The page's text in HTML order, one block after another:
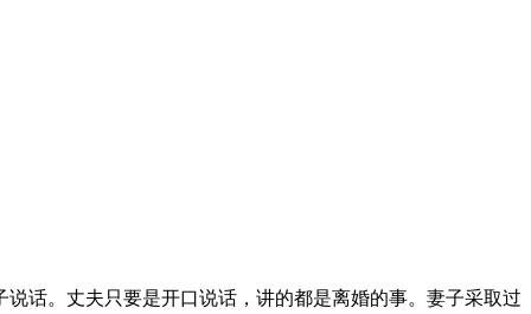
话。丈夫只要是开口说话，讲的都是离婚的事。妻子采取过